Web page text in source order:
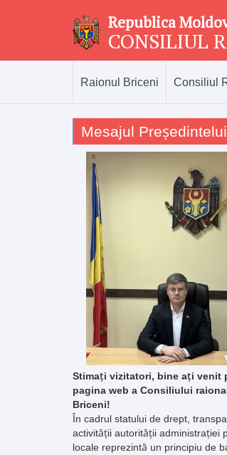
Republica
CONSILIUL
Raionul Briceni Consiliul
Mesajul Președintelui
Stimați vizitatori, bine ați venit
pagina web a Consiliului
Briceni!
În cadrul statului de drept,
activității autorității administrației
locale reprezintă un principiu de